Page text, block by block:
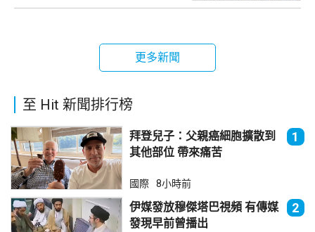
更多新聞
至 Hit 新聞排行榜
拜登兒子：父親癌細胞擴散到
其他部位 帶來痛苦
1
國際 8小時前
伊媒發放穆傑塔巴視頻 有傳媒
發現早前曾播出
2